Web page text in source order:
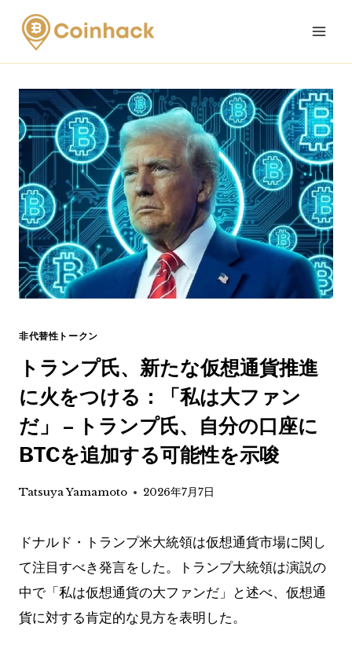
Skip
content
非代替性トークン
トランプ氏、新たな仮想通貨推進
に火をつける：「私は大ファン
だ」 – トランプ氏、自分の口座に
BTCを追加する可能性を示唆
Tatsuya Yamamoto 2026年7月7日
ドナルド・トランプ米大統領は仮想通貨市場に関し
て注目すべき発言をした。トランプ大統領は演説の
中で「私は仮想通貨の大ファンだ」と述べ、仮想通
貨に対する肯定的な見方を表明した。